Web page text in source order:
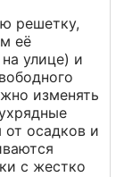
решетку,
её
улице) и
изменять
осадков и
с жестко